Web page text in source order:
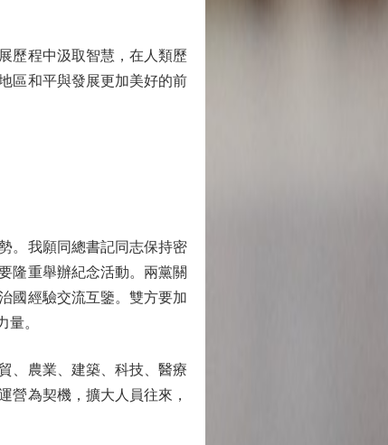
歷程中汲取智慧，在人類歷
區和平與發展更加美好的前
。我願同總書記同志保持密
隆重舉辦紀念活動。兩黨關
國經驗交流互鑒。雙方要加
。
、農業、建築、科技、醫療
營為契機，擴大人員往來，